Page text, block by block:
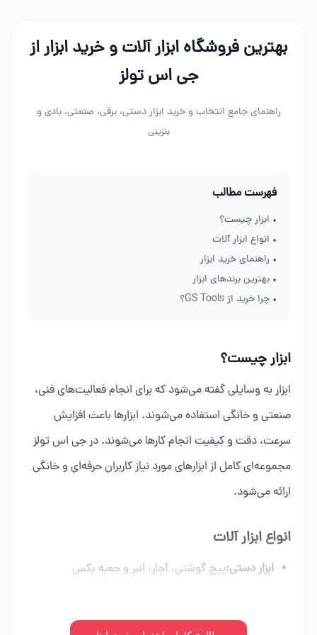
بهترین فروشگاه ابزار آلات و خرید ابزار از
جی اس تولز
راهنمای جامع انتخاب و خرید ابزار دستی، برقی، صنعتی، بادی و
بنزینی
فهرست مطالب
• ابزار چیست؟
• انواع ابزار آلات
• راهنمای خرید ابزار
• بهترین برندهای ابزار
• چرا خرید از GS Tools؟
ابزار چیست؟
ابزار به وسایلی گفته می‌شود که برای انجام فعالیت‌های فنی،
صنعتی و خانگی استفاده می‌شوند. ابزارها باعث افزایش
سرعت، دقت و کیفیت انجام کارها می‌شوند. در جی اس تولز
مجموعه‌ای کامل از ابزارهای مورد نیاز کاربران حرفه‌ای و خانگی
ارائه می‌شود.
انواع ابزار آلات
ابزار دستی:پیچ گوشتی، آچار، انبر و جعبه بکس